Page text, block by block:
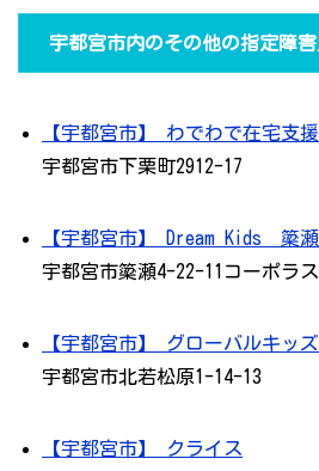
宇都宮市内のその他の指定障
【宇都宮市】 わでわで在宅支
宇都宮市下栗町2912-17
【宇都宮市】 Dream Kids 簗
宇都宮市簗瀬4-22-11コーポラ
【宇都宮市】 グローバルキッ
宇都宮市北若松原1-14-13
【宇都宮市】 クライス